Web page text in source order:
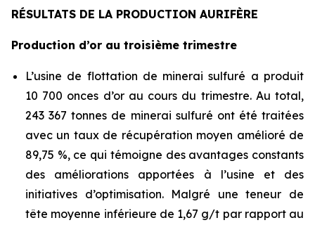
RÉSULTATS DE LA PRODUCTION AURIFÈRE
Production d’or au troisième trimestre
L’usine de flottation de minerai sulfuré a produit
10 700 onces d’or au cours du trimestre. Au total,
243 367 tonnes de minerai sulfuré ont été traitées
avec un taux de récupération moyen amélioré de
89,75 %, ce qui témoigne des avantages constants
des améliorations apportées à l’usine et des
initiatives d’optimisation. Malgré une teneur de
tête moyenne inférieure de 1,67 g/t par rapport au